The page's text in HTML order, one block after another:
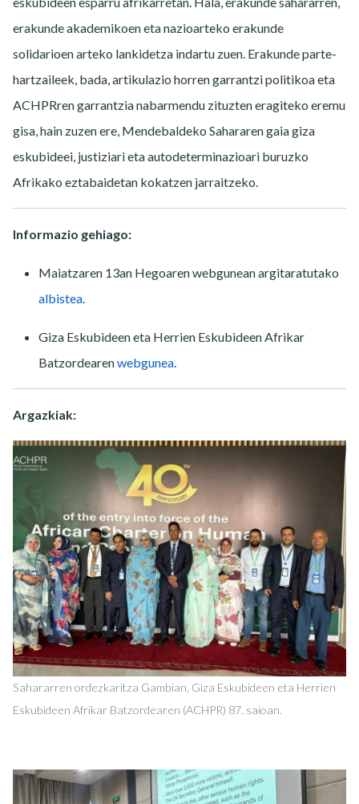
erakunde akademikoen eta nazioarteko erakunde
solidarioen arteko lankidetza indartu zuen. Erakunde parte-
hartzaileek, bada, artikulazio horren garrantzi politikoa eta
ACHPRren garrantzia nabarmendu zituzten eragiteko eremu
gisa, hain zuzen ere, Mendebaldeko Sahararen gaia giza
eskubideei, justiziari eta autodeterminazioari buruzko
Afrikako eztabaidetan kokatzen jarraitzeko.
Informazio gehiago:
Maiatzaren 13an Hegoaren webgunean argitaratutako
albistea.
Giza Eskubideen eta Herrien Eskubideen Afrikar
Batzordearenwebgunea.
Argazkiak:
Sahararren ordezkaritza Gambian, Giza Eskubideen eta Herrien
Eskubideen Afrikar Batzordearen (ACHPR) 87. saioan.